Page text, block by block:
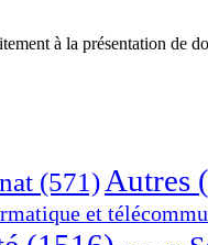
à la présentation de
(571) Autres
et